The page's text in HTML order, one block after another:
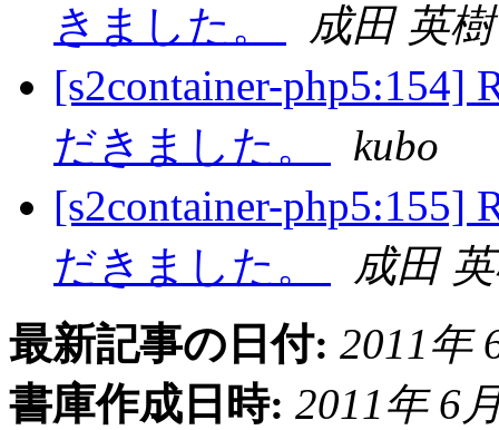
きました。
成田 英樹
[s2container-
だきました。
kubo
[s2container-
だきました。
成田
最新記事の日付: 2011年
書庫作成日時: 2011年 6